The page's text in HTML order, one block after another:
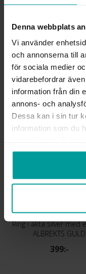
Denna webbplats
Vi använder
och annonserna till
för sociala medier
vidarebefordrar
information från din
annons- och
Dessa kan i sin tur
information som du
INFO
BREDD CA (MM)
HÖJD CA (MM)
VARUMÄRKE
MATERIAL
STEN/PÄRLA
Ring i äkta silver med
ALBREKTS GULD
399:-